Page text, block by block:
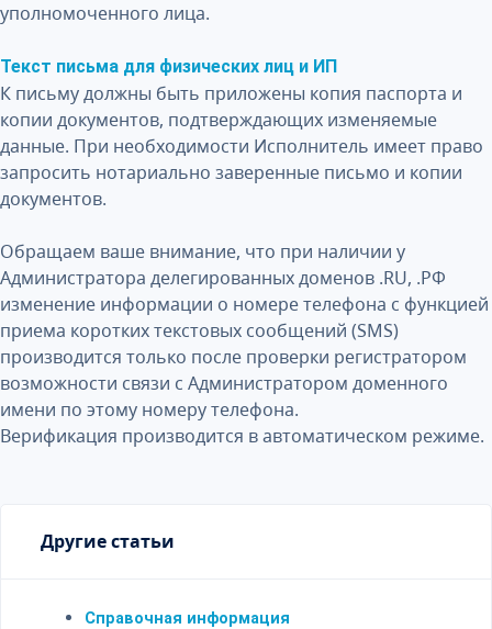
уполномоченного лица.
Текст письма для физических лиц и ИП
К письму должны быть приложены копия паспорта и
копии документов, подтверждающих изменяемые
данные. При необходимости Исполнитель имеет право
запросить нотариально заверенные письмо и копии
документов.
Обращаем ваше внимание, что при наличии у
Администратора делегированных доменов .RU, .РФ
изменение информации о номере телефона с функцией
приема коротких текстовых сообщений (SMS)
производится только после проверки регистратором
возможности связи с Администратором доменного
имени по этому номеру телефона.
Верификация производится в автоматическом режиме.
Другие статьи
Справочная информация